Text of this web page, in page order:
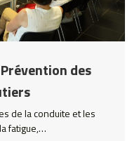
des
de la conduite et les
fatigue,…